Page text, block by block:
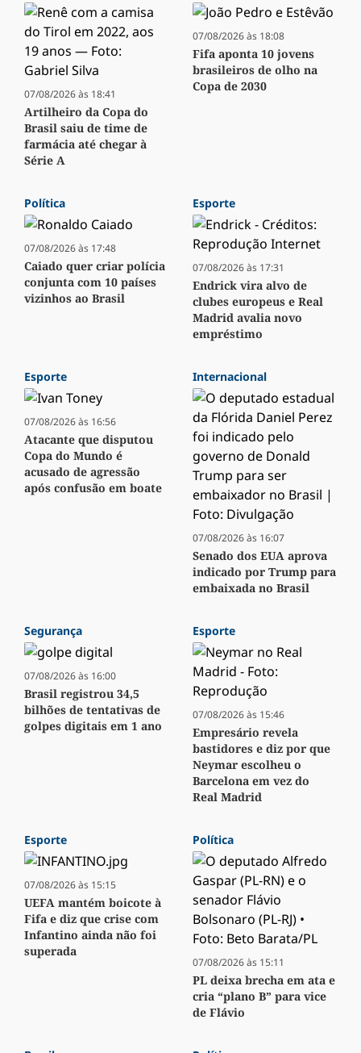
07/08/2026 às 18:41
Artilheiro da Copa do
Brasil saiu de time de
farmácia até chegar à
Série A
07/08/2026 às 18:08
Fifa aponta 10 jovens
brasileiros de olho na
Copa de 2030
Política
07/08/2026 às 17:48
Caiado quer criar polícia
conjunta com 10 países
vizinhos ao Brasil
Esporte
07/08/2026 às 17:31
Endrick vira alvo de
clubes europeus e Real
Madrid avalia novo
empréstimo
Esporte
07/08/2026 às 16:56
Atacante que disputou
Copa do Mundo é
acusado de agressão
após confusão em boate
Internacional
07/08/2026 às 16:07
Senado dos EUA aprova
indicado por Trump para
embaixada no Brasil
Segurança
07/08/2026 às 16:00
Brasil registrou 34,5
bilhões de tentativas de
golpes digitais em 1 ano
Esporte
07/08/2026 às 15:46
Empresário revela
bastidores e diz por que
Neymar escolheu o
Barcelona em vez do
Real Madrid
Esporte
07/08/2026 às 15:15
UEFA mantém boicote à
Fifa e diz que crise com
Infantino ainda não foi
superada
Política
07/08/2026 às 15:11
PL deixa brecha em ata e
cria “plano B” para vice
de Flávio